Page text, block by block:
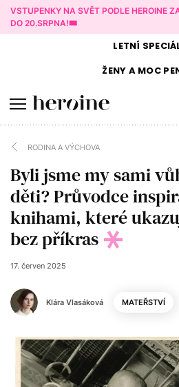
VSTUPENKY NA SVĚT PODLE HEROINE
DO 20.SRPNA!🎟️
LETNÍ
ŽENY AMOC
RODINA A VÝCHOVA
Byli jsme my sami
děti? Průvodce
knihami, které
bez příkras
Klára Vlasáková
17. červen 2025
MATEŘSTVÍ